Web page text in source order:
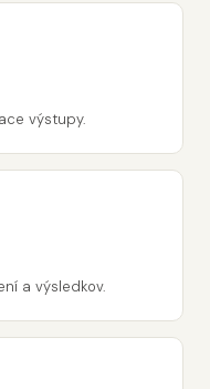
výstupy.
a výsledkov.